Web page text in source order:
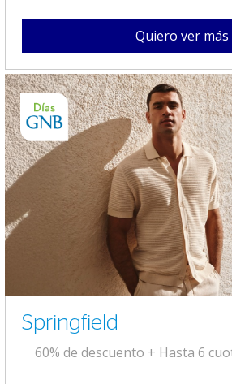
Quiero ver más
Springfield
60% de descuento + Hasta 6